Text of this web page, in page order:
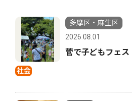
社会
多摩区・麻生区
2026.08.01
菅で子どもフェ